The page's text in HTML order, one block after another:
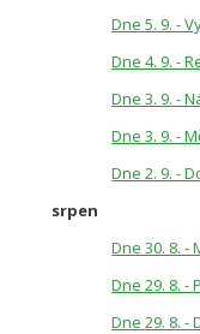
Dne 5. 9. -
Dne 4. 9. -
Dne 3. 9. -
Dne 3. 9. -
Dne 2. 9. -
srpen
Dne 30. 8.
Dne 29. 8.
Dne 29. 8.